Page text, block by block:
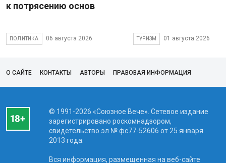
к потрясению основ
ПОЛИТИКА 06 августа 2026 ТУРИЗМ 01 августа 2026
О САЙТЕ КОНТАКТЫ АВТОРЫ ПРАВОВАЯ ИНФОРМАЦИЯ
© 1991-2026 «Союзное Вече». Сетевое издание
зарегистрировано роскомнадзором,
свидетельство эл № фc77-52606 от 25 января
2013 года.
Вся информация, размещенная на веб-сайте